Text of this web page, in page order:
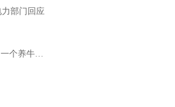
部门回应
款买单丨红星调查